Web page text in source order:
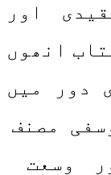
اور
انھوں
دور میں
مصنف
وسعت